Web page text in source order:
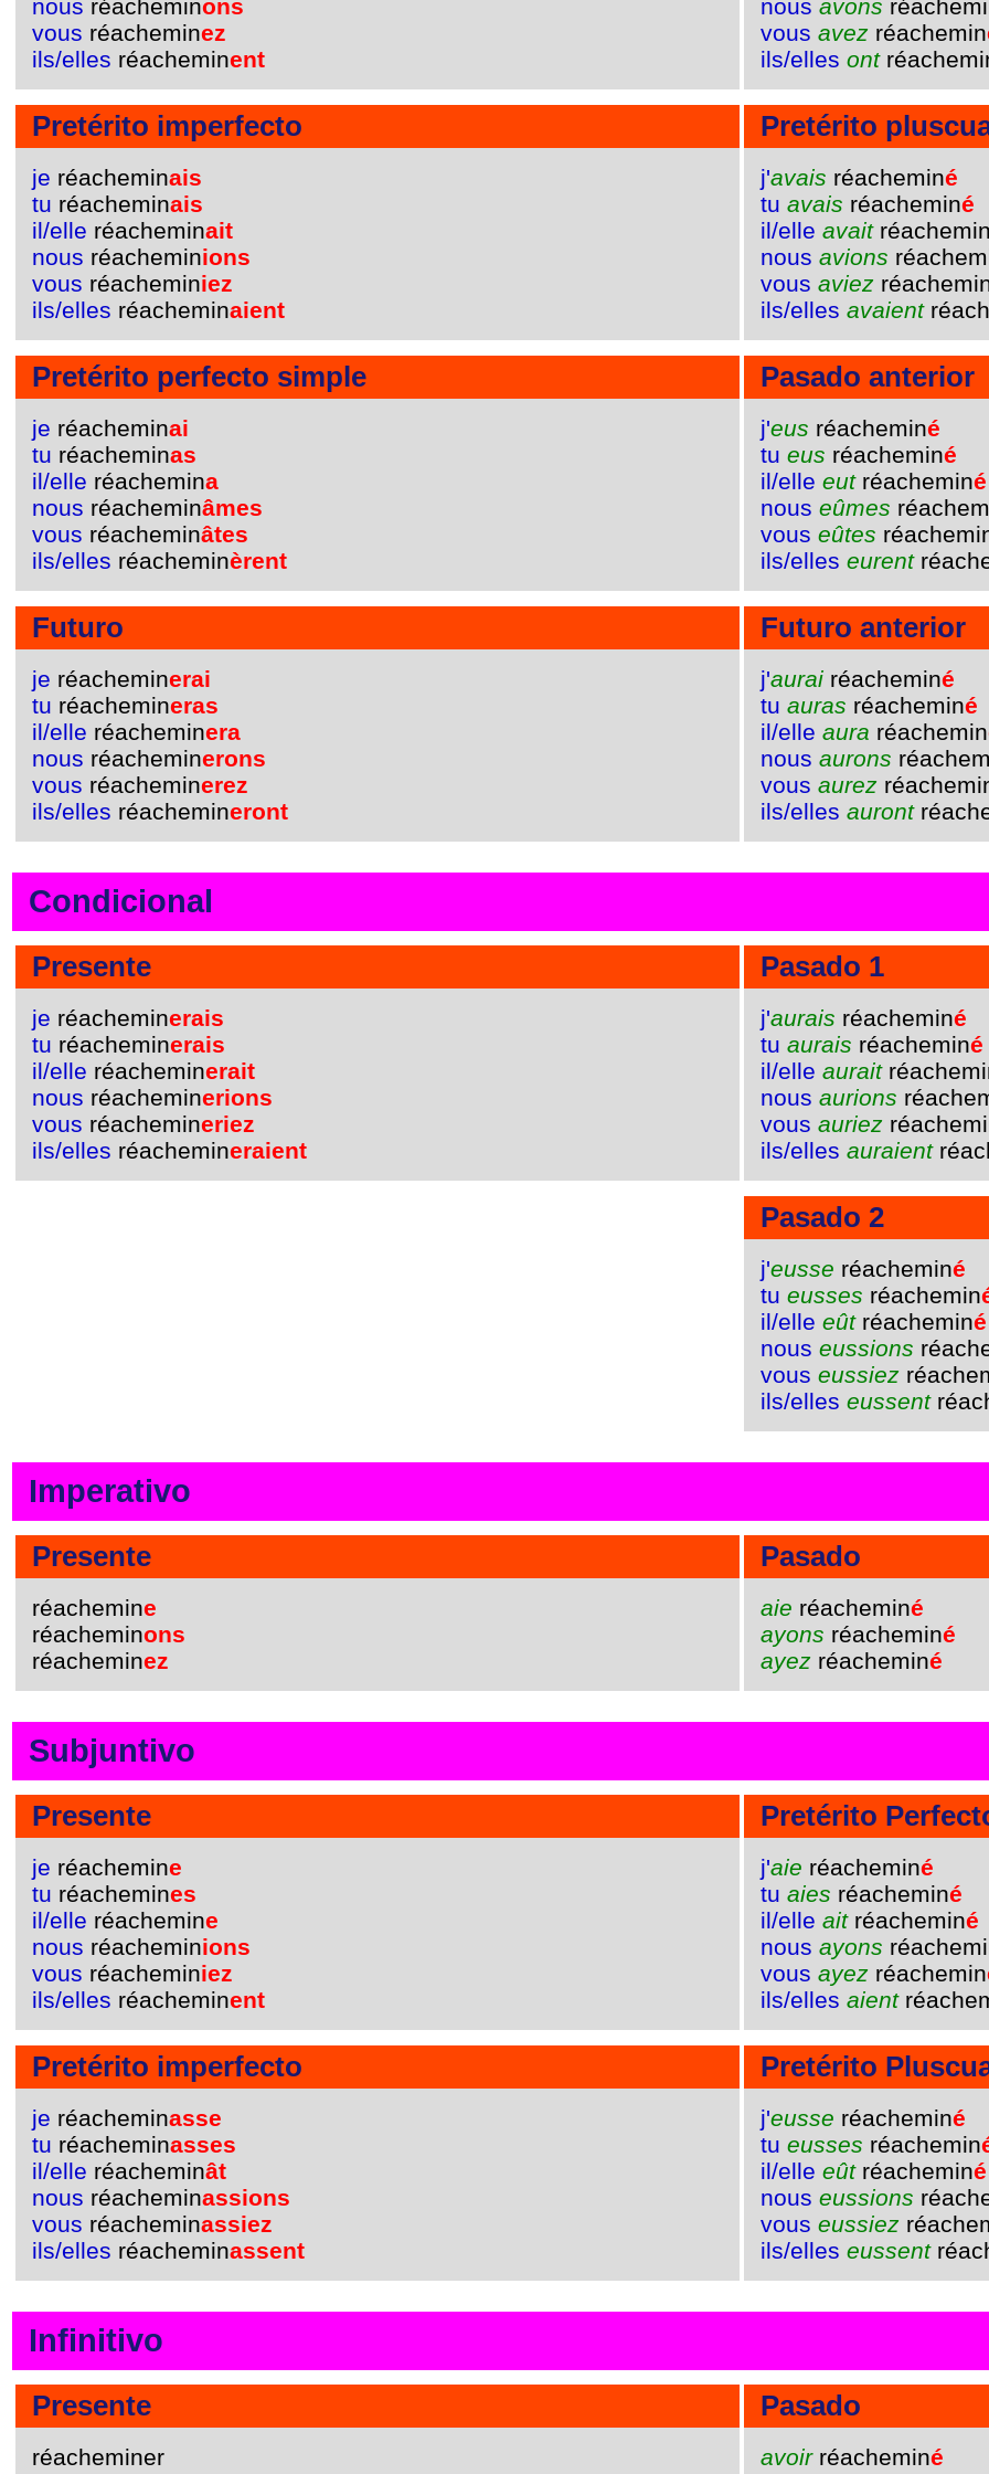
nous réacheminons
vous réacheminez
ils/elles réacheminent
nous avons
vous avez réachemin
ils/elles ont
Pretérito imperfecto
je réacheminais
tu réacheminais
il/elle réacheminait
nous réacheminions
vous réacheminiez
ils/elles réacheminaient
Pretérito
j'avais réacheminé
tu avais réacheminé
il/elle avaitréachemin
nous avions
vous aviez
ils/elles avaient
Pretérito perfecto simple
je réacheminai
tu réacheminas
il/elle réachemina
nous réacheminâmes
vous réacheminâtes
ils/elles réacheminèrent
Pasado anterior
j'eus réacheminé
tu eus réacheminé
il/elle eutréacheminé
nous eûmes
vous eûtes
ils/elles eurent
Futuro
je réacheminerai
tu réachemineras
il/elle réacheminera
nous réacheminerons
vous réacheminerez
ils/elles réachemineront
Futuro anterior
j'aurai réacheminé
tu auras réacheminé
il/elle aura réachemin
nous aurons
vous aurez
ils/elles auront
Condicional
Presente
je réacheminerais
tu réacheminerais
il/elle réacheminerait
nous réacheminerions
vous réachemineriez
ils/elles réachemineraient
Pasado 1
j'aurais réacheminé
tu aurais réacheminé
il/elle aurait
nous aurions
vous auriez
ils/elles auraient
Pasado 2
j'eusse réacheminé
tu eusses réachemin
il/elle eûtréacheminé
nous eussions
vous eussiez
ils/elles eussent
Imperativo
Presente
réachemine
réacheminons
réacheminez
Pasado
aie réacheminé
ayons réacheminé
ayez réacheminé
Subjuntivo
Presente
je réachemine
tu réachemines
il/elle réachemine
nous réacheminions
vous réacheminiez
ils/elles réacheminent
Pretérito
j'aie réacheminé
tu aies réacheminé
il/elle aitréacheminé
nous ayons
vous ayez réachemin
ils/elles aient
Pretérito imperfecto
je réacheminasse
tu réacheminasses
il/elle réacheminât
nous réacheminassions
vous réacheminassiez
ils/elles réacheminassent
Pretérito
j'eusse réacheminé
tu eusses réachemin
il/elle eûtréacheminé
nous eussions
vous eussiez
ils/elles eussent
Infinitivo
Presente
réacheminer
Pasado
avoirréacheminé